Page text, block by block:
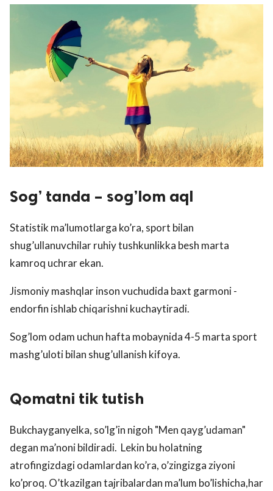
Sog’ tanda – sog’lom aql
Statistik ma’lumotlarga ko’ra, sport bilan
shug’ullanuvchilar ruhiy tushkunlikka besh marta
kamroq uchrar ekan.
Jismoniy mashqlar inson vuchudida baxt garmoni -
endorfin ishlab chiqarishni kuchaytiradi.
Sog’lom odam uchun hafta mobaynida 4-5 marta sport
mashg’uloti bilan shug’ullanish kifoya.
Qomatni tik tutish
Bukchayganyelka, so’lg’in nigoh "Men qayg’udaman"
degan ma’noni bildiradi. Lekin bu holatning
atrofingizdagi odamlardan ko’ra, o’zingizga ziyoni
ko’proq. O’tkazilgan tajribalardan ma’lum bo’lishicha,har